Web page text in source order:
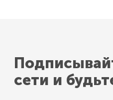
сети и